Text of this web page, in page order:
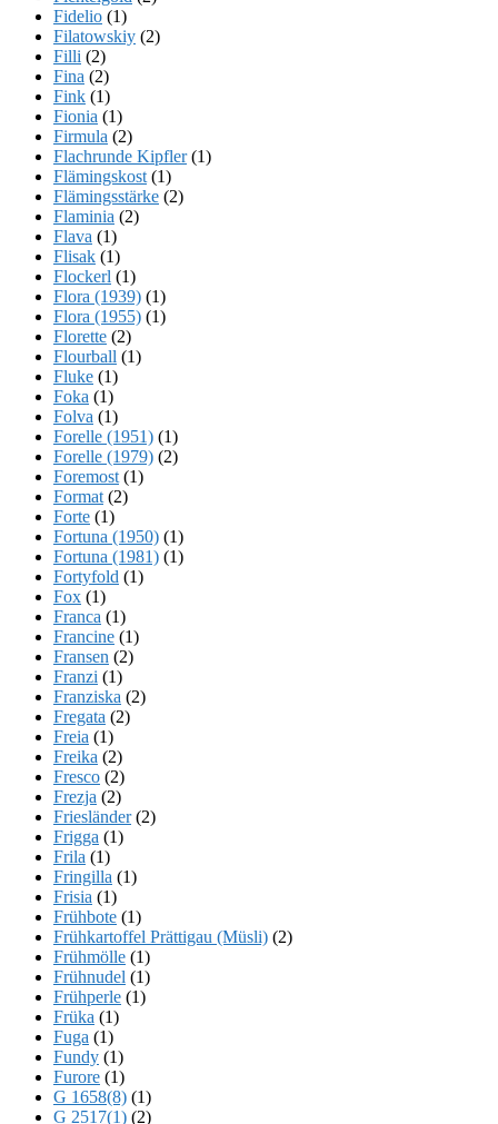
Fidelio (1)
Filatowskiy (2)
Filli (2)
Fina (2)
Fink (1)
Fionia (1)
Firmula (2)
Flachrunde Kipfler(1)
Flämingskost (1)
Flämingsstärke (2)
Flaminia (2)
Flava (1)
Flisak (1)
Flockerl (1)
Flora (1939) (1)
Flora (1955) (1)
Florette (2)
Flourball (1)
Fluke (1)
Foka (1)
Folva (1)
Forelle (1951) (1)
Forelle (1979) (2)
Foremost (1)
Format (2)
Forte (1)
Fortuna (1950) (1)
Fortuna (1981) (1)
Fortyfold (1)
Fox (1)
Franca (1)
Francine (1)
Fransen (2)
Franzi (1)
Franziska (2)
Fregata (2)
Freia (1)
Freika (2)
Fresco (2)
Frezja (2)
Friesländer(2)
Frigga (1)
Frila (1)
Fringilla (1)
Frisia (1)
Frühbote (1)
Frühkartoffel Prättigau (Müsli) (2)
Frühmölle (1)
Frühnudel (1)
Frühperle (1)
Früka (1)
Fuga (1)
Fundy (1)
Furore (1)
G 1658(8) (1)
G 2517(1) (2)